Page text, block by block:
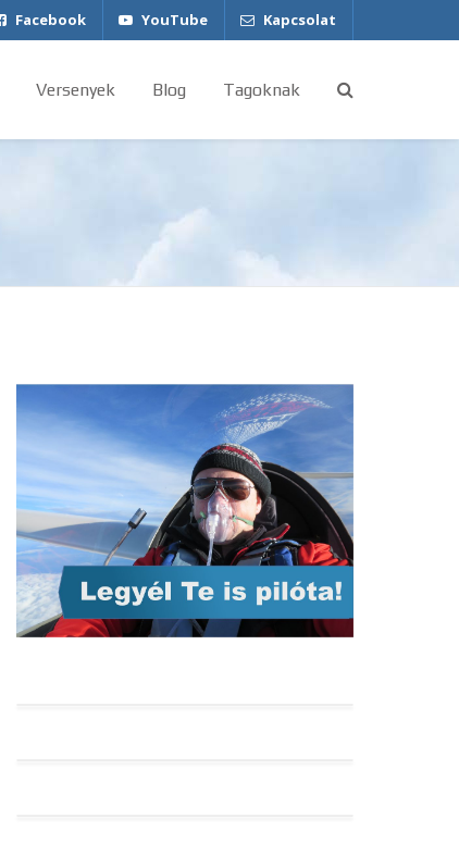
Facebook YouTube Kapcsolat
Versenyek Blog Tagoknak
HA-VER és HA-RAP – avagy röviden